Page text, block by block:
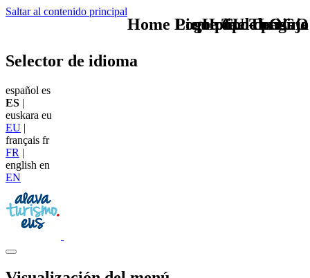
Saltar al contenido principal
TU - LOGO
Selector de idioma
español es
ES |
euskara eu
EU |
français fr
FR |
english en
EN
que tipo de viaje
Home Logo pie de página
Pie Home Turismo